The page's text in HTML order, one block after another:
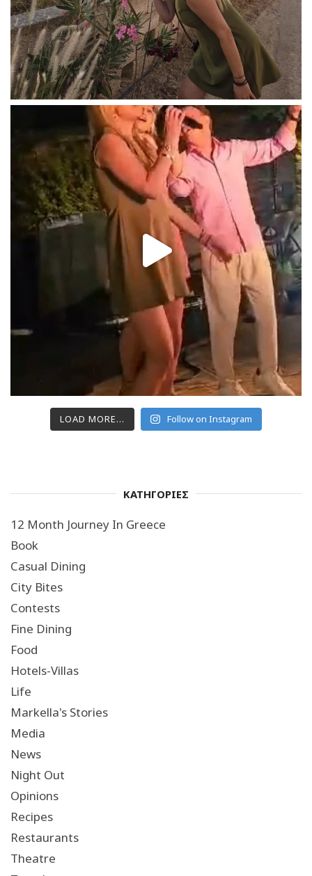
LOAD MORE... Follow on Instagram
ΚΑΤΗΓΟΡΙΕΣ
12 Month Journey In Greece
Book
Casual Dining
City Bites
Contests
Fine Dining
Food
Hotels-Villas
Life
Markella's Stories
Media
News
Night Out
Opinions
Recipes
Restaurants
Theatre